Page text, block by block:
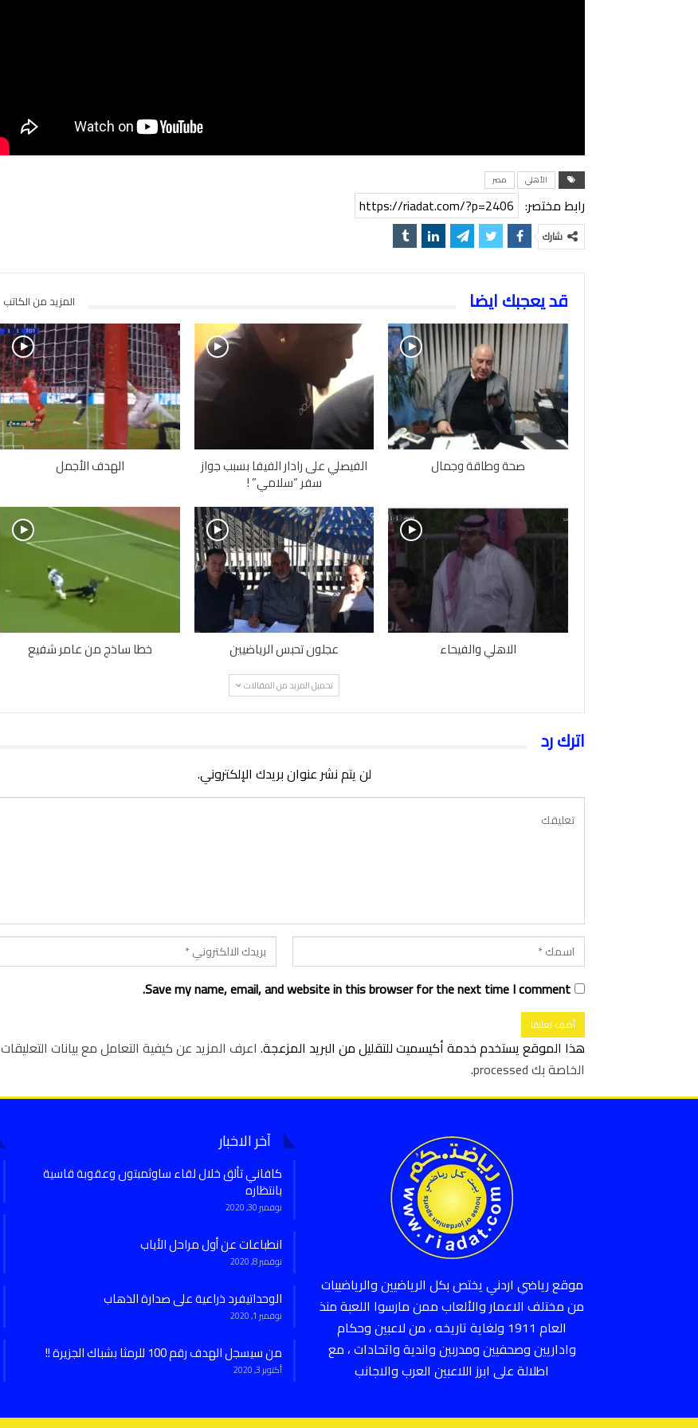
الأهلي مصر
رابط مختصر: https://riadat.com/?p=2406
شارك
قد يعجبك ايضا المزيد من الكاتب
صحة وطاقة وجمال الفيصلي على رادار الفيفا بسبب جواز
سفر “سلامي” !
الهدف الأجمل
الاهلي والفيحاء عجلون تحبس الرياضيين خطا ساذج من عامر شفيع
تحميل المزيد من المقالات
اترك رد
لن يتم نشر عنوان بريدك الإلكتروني.
Save my name, email, and website in this browser for the next time I comment.
هذا الموقع يستخدم خدمة أكيسميت للتقليل من البريد المزعجة. اعرف المزيد عن كيفية التعامل مع بيانات التعليقات
الخاصة بك processed
.
موقع رياضي اردني يختص بكل الرياضيين والرياضييات
من مختلف الاعمار والألعاب ممن مارسوا اللعبة منذ
العام 1911 ولغاية تاريخه ، من لاعبين وحكام
واداريين وصحفيين ومدربين واندية واتحادات ، مع
اطلالة على ابرز اللاعبين العرب والاجانب
آخر الاخبار
كافاني تألق خلال لقاء ساوثمبتون وعقوبة قاسية
بانتظاره
نوفمبر 30, 2020
انطباعات عن أول مراحل الأياب
نوفمبر 8, 2020
الوحداتيفرد ذراعية على صدارة الذهاب
نوفمبر 1, 2020
من سيسجل الهدف رقم 100 للرمثا بشباك الجزيرة !!
أكتوبر 3, 2020